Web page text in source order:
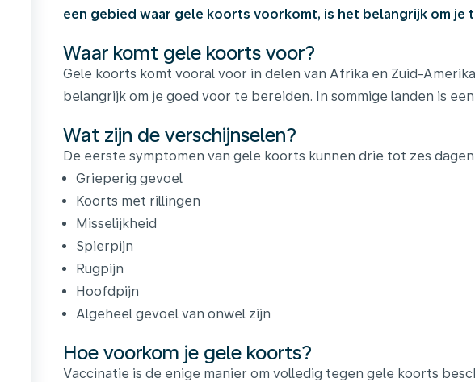
een gebied waar gele koorts voorkomt, is het belangrijk om je
Waar komt gele koorts voor?
Gele koorts komt vooral voor in delen van Afrika en Zuid-
belangrijk om je goed voor te bereiden. In sommige landen is
Wat zijn de verschijnselen?
De eerste symptomen van gele koorts kunnen drie tot zes
Grieperig gevoel
Koorts met rillingen
Misselijkheid
Spierpijn
Rugpijn
Hoofdpijn
Algeheel gevoel van onwel zijn
Hoe voorkom je gele koorts?
Vaccinatie is de enige manier om volledig tegen gele koorts